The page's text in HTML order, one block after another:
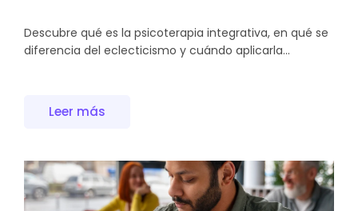
Descubre qué es la psicoterapia integrativa, en qué se
diferencia del eclecticismo y cuándo aplicarla...
Leer más